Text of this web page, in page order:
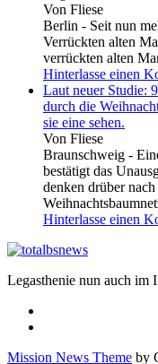
Von Fliese
Berlin - Seit nun
Verrückten alten
verrückten alten
Hinterlasse einen
Laut neuer Studie:
durch die
sie eine sehen.
Von Fliese
Braunschweig -
bestätigt das
denken drüber
Hinterlasse einen
Legasthenie nun auch im
Mission News Theme by